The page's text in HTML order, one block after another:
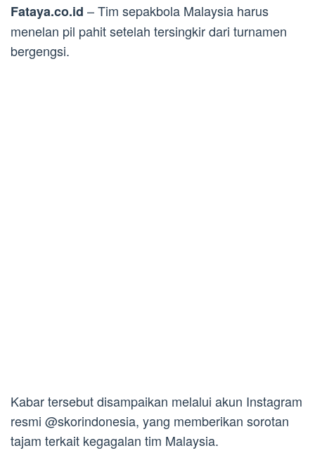
Fataya.co.id – Tim sepakbola Malaysia harus
menelan pil pahit setelah tersingkir dari turnamen
bergengsi.
Kabar tersebut disampaikan melalui akun Instagram
resmi @skorindonesia, yang memberikan sorotan
tajam terkait kegagalan tim Malaysia.